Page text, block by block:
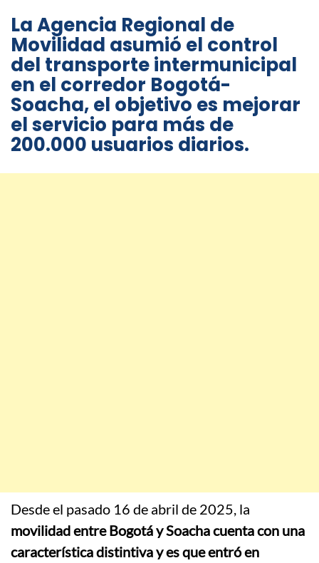
La Agencia Regional de
Movilidad asumió el control
del transporte intermunicipal
en el corredor Bogotá-
Soacha, el objetivo es mejorar
el servicio para más de
200.000 usuarios diarios.
Desde el pasado 16 de abril de 2025, la
movilidad entre Bogotá y Soacha cuenta con una
característica distintiva y es que entró en